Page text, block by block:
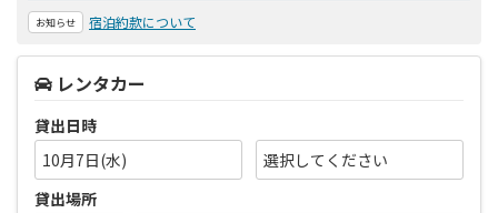
お知らせ 宿泊約款について
レンタカー
貸出日時
10月7日(水)
貸出場所